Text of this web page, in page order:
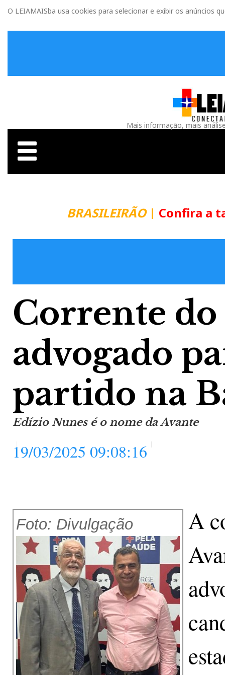
O LEIAMAISba usa cookies para selecionar e exibir os anúncios
Mais informação, mais
BRASILEIRÃO| Confira a
Corrente do
advogado
partido na
Edízio Nunes é o nome da Avante
19/03/2025 09:08:16
Foto: Divulgação
A